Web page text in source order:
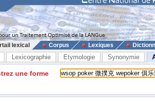
lexical Corpus Lexiques
Lexicographie Etymologie Synonymie
une forme